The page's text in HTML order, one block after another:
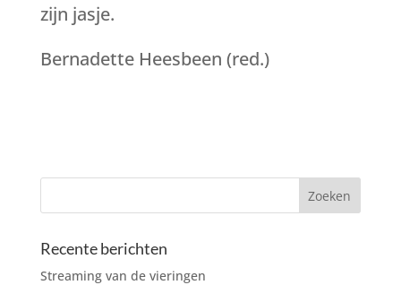
zijn jasje.
Bernadette Heesbeen (red.)
Recente berichten
Streaming van de vieringen